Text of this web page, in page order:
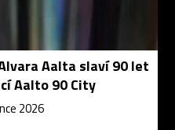
Aalta slaví 90 let
Aalto 90 City
2026